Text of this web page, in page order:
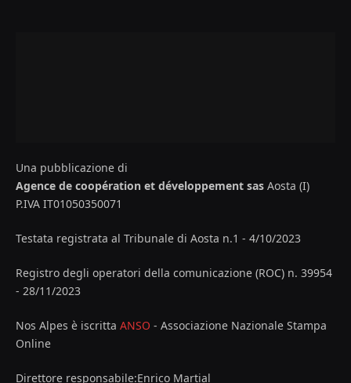
Una pubblicazione di
Agence de coopération et développement sas Aosta (I)
P.IVA IT01050350071
Testata registrata al Tribunale di Aosta n.1 - 4/10/2023
Registro degli operatori della comunicazione (ROC) n. 39954
- 28/11/2023
Nos Alpes è iscritta ANSO - Associazione Nazionale Stampa
Online
Direttore responsabile:Enrico Martial